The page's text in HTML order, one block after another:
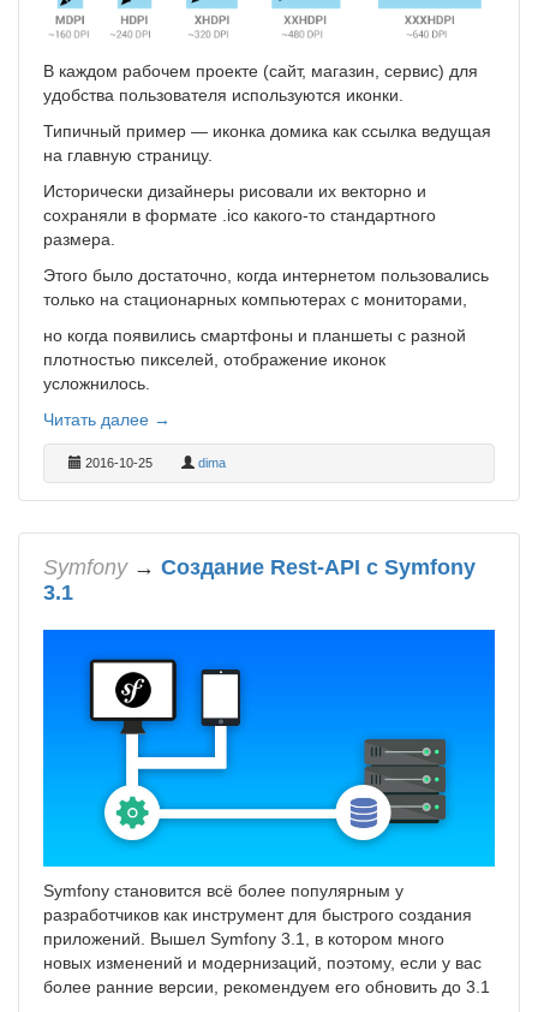
В каждом рабочем проекте (сайт, магазин, сервис) для
удобства пользователя используются иконки.
Типичный пример — иконка домика как ссылка ведущая
на главную страницу.
Исторически дизайнеры рисовали их векторно и
сохраняли в формате .ico какого-то стандартного
размера.
Этого было достаточно, когда интернетом пользовались
только на стационарных компьютерах с мониторами,
но когда появились смартфоны и планшеты с разной
плотностью пикселей, отображение иконок
усложнилось.
Читать далее →
2016-10-25 dima
Symfony→ Создание Rest-API с Symfony
3.1
Symfony становится всё более популярным у
разработчиков как инструмент для быстрого создания
приложений. Вышел Symfony 3.1, в котором много
новых изменений и модернизаций, поэтому, если у вас
более ранние версии, рекомендуем его обновить до 3.1